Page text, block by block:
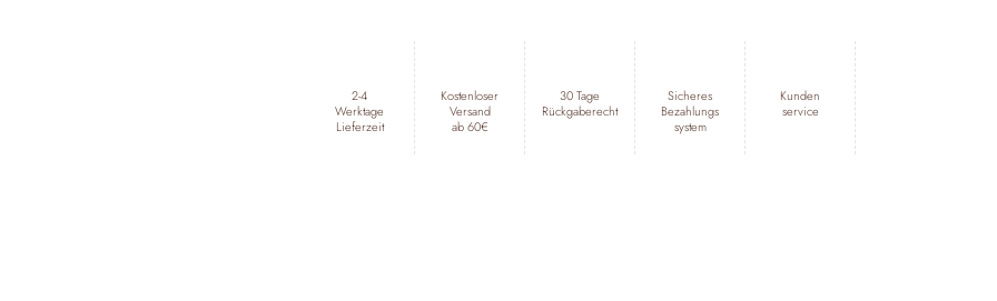
2-4
Werktage
Lieferzeit
Kostenloser
Versand
ab 60€
30 Tage
Rückgaberecht
Sicheres
Bezahlungs
system
Kunden
service